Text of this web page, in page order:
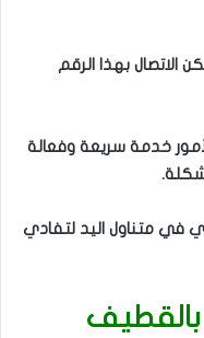
بهذا الرقم
خدمة سريعة وفعالة
في متناول اليد لتفادي